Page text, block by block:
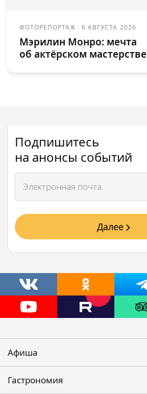
ФОТОРЕПОРТАЖ ·6 АВГУСТА 2026
Мэрилин Монро: мечта
об актёрском мастерстве
Подпишитесь
на анонсы событий
Далее
Афиша
Гастрономия